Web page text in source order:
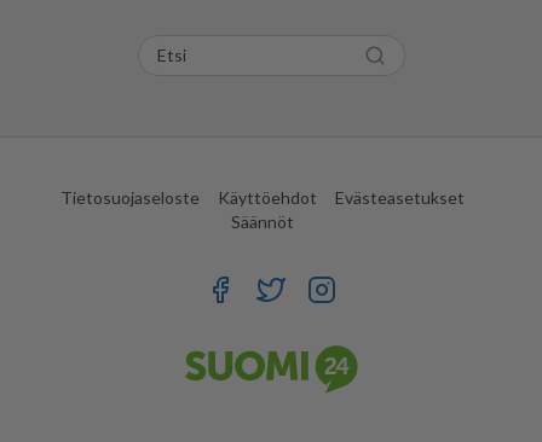
Tietosuojaseloste Käyttöehdot
Evästeasetukset
Säännöt